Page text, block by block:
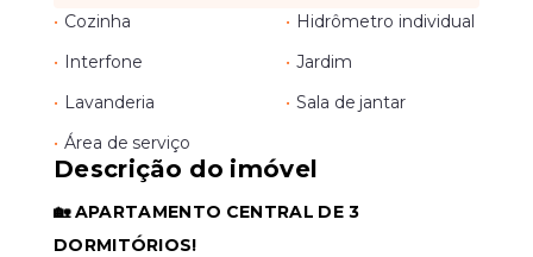
• Cozinha • Hidrômetro individual
• Interfone • Jardim
• Lavanderia • Sala de jantar
• Área de serviço
Descrição do imóvel
🏡 APARTAMENTO CENTRAL DE 3
DORMITÓRIOS!